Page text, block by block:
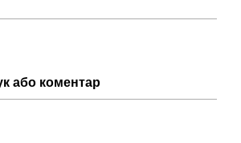
або коментар